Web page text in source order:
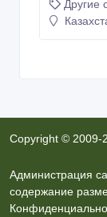
Другие
Copyright © 2009-
Администрация
содержание